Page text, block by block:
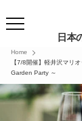
日本
Home
【7/8開催】軽井沢マリ
Garden Party ～